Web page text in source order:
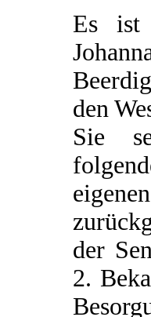
Es ist
den
Sie
der
2.